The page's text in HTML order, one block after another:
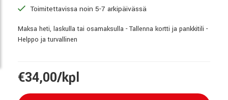
Toimitettavissa noin 5-7 arkipäivässä
Maksa heti, laskulla tai osamaksulla - Tallenna kortti ja pankkitili -
Helppo ja turvallinen
€34,00/kpl